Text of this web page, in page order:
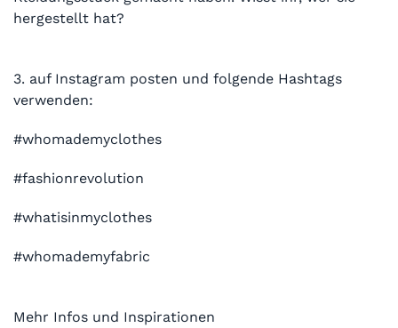
hergestellt hat?
3. auf Instagram posten und folgende Hashtags
verwenden:
#whomademyclothes
#fashionrevolution
#whatisinmyclothes
#whomademyfabric
Mehr Infos und Inspirationen